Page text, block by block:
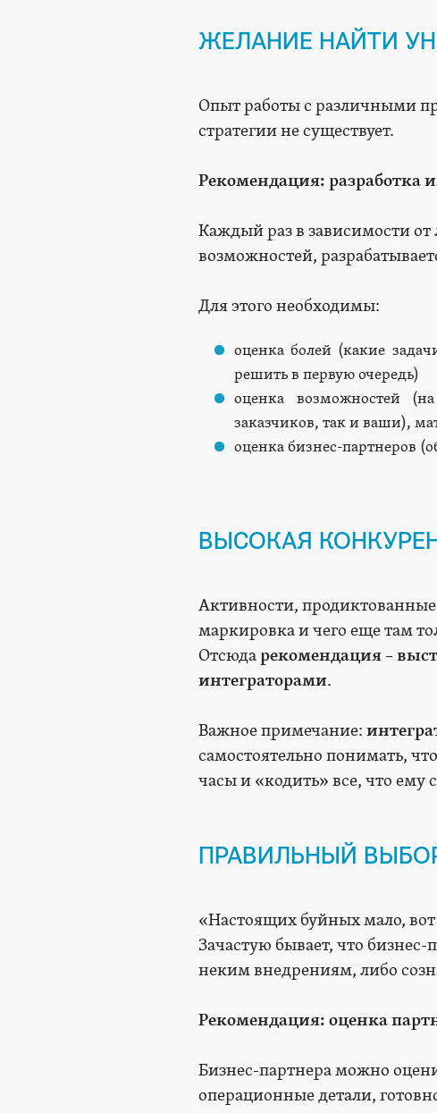
ЖЕЛАНИЕ НАЙТИ
Опыт работы с различными
стратегии не существует.
Рекомендация:
Каждый раз в зависимости
возможностей,
Для этого необходимы:
оценка болей (какие
решить в первую очередь)
оценка возможностей
заказчиков, так и ваши),
оценка бизнес-партнеров
ВЫСОКАЯ
Активности,
маркировка и чего еще там
Отсюдарекомендация –
интеграторами.
Важное примечание:
самостоятельно понимать,
часы и «кодить» все, что ему
ПРАВИЛЬНЫЙ
«Настоящих буйных мало,
Зачастую бывает, что
неким внедрениям, либо
Рекомендация: оценка
Бизнес-партнера можно
операционные детали,